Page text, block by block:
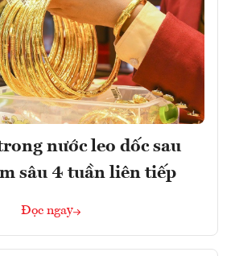
nước leo dốc sau
sâu 4 tuần liên tiếp
Đọc ngay